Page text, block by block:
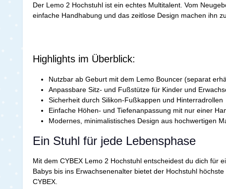
Der Lemo 2 Hochstuhl ist ein echtes Multitalent. Vom
einfache Handhabung und das zeitlose Design machen ihn
Highlights im Überblick:
Nutzbar ab Geburt mit dem Lemo Bouncer (separat
Anpassbare Sitz- und Fußstütze für Kinder und
Sicherheit durch Silikon-Fußkappen und Hinterradrollen
Einfache Höhen- und Tiefenanpassung mit nur einer
Modernes, minimalistisches Design aus hochwertigen
Ein Stuhl für jede Lebensphase
Mit dem CYBEX Lemo 2 Hochstuhl entscheidest du dich für
Babys bis ins Erwachsenenalter bietet der Hochstuhl
CYBEX.